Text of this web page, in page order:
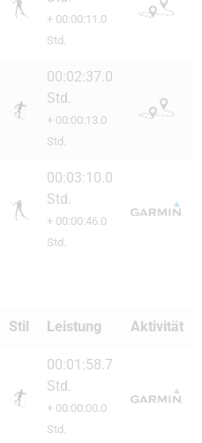
+ 00:00:11.0
Std.
00:02:37.0
Std.
+ 00:00:13.0
Std.
00:03:10.0
Std.
+ 00:00:46.0
Std.
Stil Leistung Aktivität
00:01:58.7
Std.
+ 00:00:00.0
Std.